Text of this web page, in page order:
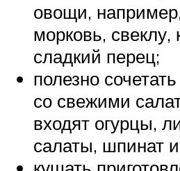
овощи,
морковь, свеклу,
сладкий перец;
полезно
со свежими
входят огурцы,
салаты, шпинат